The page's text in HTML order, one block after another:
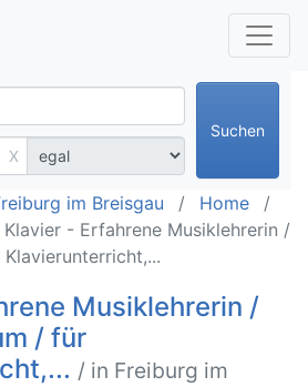
X
Suchen
im Breisgau
Home
Klavier - Erfahrene Musiklehrerin /
Musiklehrerin /
/ für
/ in Freiburg im